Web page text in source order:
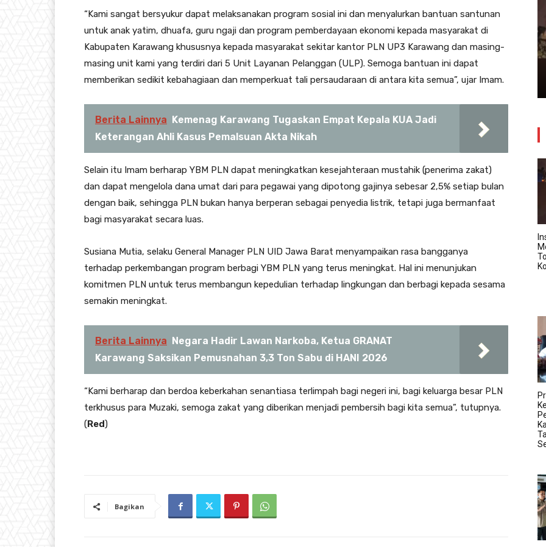
“Kami sangat bersyukur dapat melaksanakan program sosial ini dan menyalurkan bantuan santunan
untuk anak yatim, dhuafa, guru ngaji dan program pemberdayaan ekonomi kepada masyarakat di
Kabupaten Karawang khususnya kepada masyarakat sekitar kantor PLN UP3 Karawang dan masing-
masing unit kami yang terdiri dari 5 Unit Layanan Pelanggan (ULP). Semoga bantuan ini dapat
memberikan sedikit kebahagiaan dan memperkuat tali persaudaraan di antara kita semua”, ujar Imam.
Berita Lainnya Kemenag Karawang Tugaskan Empat Kepala KUA Jadi
Keterangan Ahli Kasus Pemalsuan Akta Nikah
Selain itu Imam berharap YBM PLN dapat meningkatkan kesejahteraan mustahik (penerima zakat)
dan dapat mengelola dana umat dari para pegawai yang dipotong gajinya sebesar 2,5% setiap bulan
dengan baik, sehingga PLN bukan hanya berperan sebagai penyedia listrik, tetapi juga bermanfaat
bagi masyarakat secara luas.
Susiana Mutia, selaku General Manager PLN UID Jawa Barat menyampaikan rasa bangganya
terhadap perkembangan program berbagi YBM PLN yang terus meningkat. Hal ini menunjukan
komitmen PLN untuk terus membangun kepedulian terhadap lingkungan dan berbagi kepada sesama
semakin meningkat.
Berita Lainnya Negara Hadir Lawan Narkoba, Ketua GRANAT
Karawang Saksikan Pemusnahan 3,3 Ton Sabu di HANI 2026
“Kami berharap dan berdoa keberkahan senantiasa terlimpah bagi negeri ini, bagi keluarga besar PLN
terkhusus para Muzaki, semoga zakat yang diberikan menjadi pembersih bagi kita semua”, tutupnya.
(Red)
Bagikan
Insiden Kebakaran Melanda
Bangunan Toko Swalayan Tokma
Kosambi Jum’at Malam
24 Juli 2026